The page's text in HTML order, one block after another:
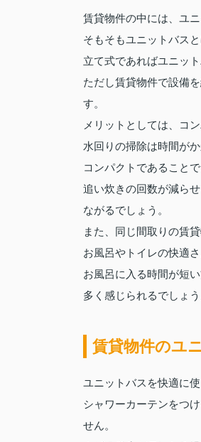
賃貸物件の中には、ユ
そもそもユニットバス
立て式であればユニット
ただし賃貸物件で設備
す。
メリットとしては、コ
水回りの掃除は時間が
コンパクトであること
追い炊きの回数が減ら
ながるでしょう。
また、同じ間取りの賃
お風呂やトイレの快適
お風呂に入る時間が短
多く感じられるでしょう
賃貸物件のユ
ユニットバスを快適に
シャワーカーテンをつ
せん。